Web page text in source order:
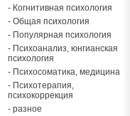
- Когнитивная психология
- Общая психология
- Популярная психология
- Психоанализ, юнгианская
психология
- Психосоматика, медицина
- Психотерапия,
психокоррекция
- разное